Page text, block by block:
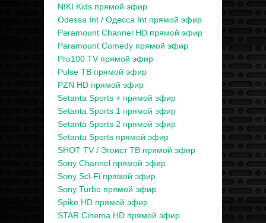
NIKI Kids прямой эфир
Odessa Int / Одесса Int прямой эфир
Paramount Channel HD прямой эфир
Paramount Comedy прямой эфир
Pro100 TV прямой эфир
Pulse ТВ прямой эфир
PZN HD прямой эфир
Setanta Sports + прямой эфир
Setanta Sports 1 прямой эфир
Setanta Sports 2 прямой эфир
Setanta Sports прямой эфир
SHOT TV / Эгоист ТВ прямой эфир
Sony Channel прямой эфир
Sony Sci-Fi прямой эфир
Sony Turbo прямой эфир
Spike HD прямой эфир
STAR Cinema HD прямой эфир